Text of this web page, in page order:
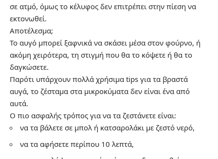
σε ατμό, όμως το κέλυφος δεν επιτρέπει στην πίεση να
εκτονωθεί.
Αποτέλεσμα;
Το αυγό μπορεί ξαφνικά να σκάσει μέσα στον φούρνο, ή
ακόμη χειρότερα, τη στιγμή που θα το κόψετε ή θα το
δαγκώσετε.
Παρότι υπάρχουν πολλά χρήσιμα tips για τα βραστά
αυγά, το ζέσταμα στα μικροκύματα δεν είναι ένα από
αυτά.
Ο πιο ασφαλής τρόπος για να τα ζεστάνετε είναι:
να τα βάλετε σε μπολ ή κατσαρολάκι με ζεστό νερό,
να τα αφήσετε περίπου 10 λεπτά,